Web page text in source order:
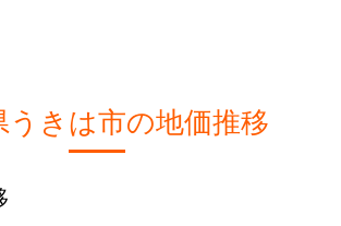
うきは市の地価推移